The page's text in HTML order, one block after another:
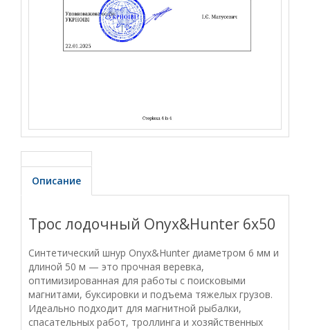
Описание
Трос лодочный Onyx&Hunter 6x50
Синтетический шнур Onyx&Hunter диаметром 6 мм и
длиной 50 м — это прочная веревка,
оптимизированная для работы с поисковыми
магнитами, буксировки и подъема тяжелых грузов.
Идеально подходит для магнитной рыбалки,
спасательных работ, троллинга и хозяйственных